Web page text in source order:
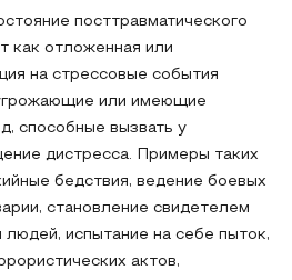
посттравматического
как отложенная или
на стрессовые события
или имеющие
способные вызвать у
дистресса. Примеры таких
бедствия, ведение боевых
становление свидетелем
людей, испытание на себе пыток,
актов,